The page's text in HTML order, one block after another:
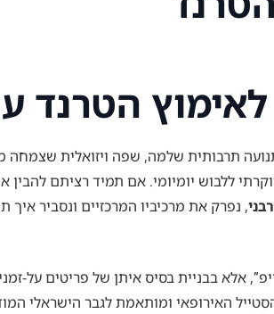
הטרנד
תרבותית שלמה, שפה ויזואלית שצמחה
ללבוש יומיומי. אם תמיד רציתם להבין
, נפרק את מרכיביו המרכזיים ונסביר
אלא בבניית בסיס איתן של פריטים על-
האירופאי ומותאמת לגבר הישראלי